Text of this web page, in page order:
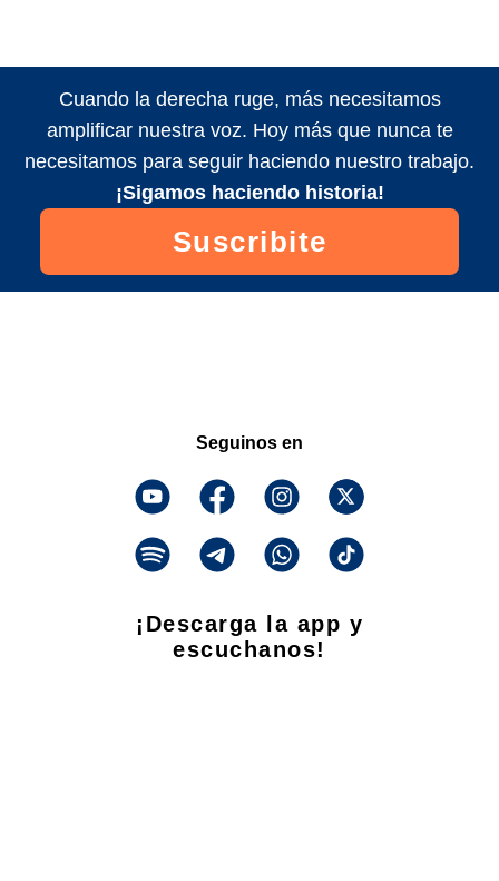
Cuando la derecha ruge, más necesitamos
amplificar nuestra voz. Hoy más que nunca te
necesitamos para seguir haciendo nuestro trabajo.
¡Sigamos haciendo historia!
Suscribite
Seguinos en
¡Descarga la app y
escuchanos!